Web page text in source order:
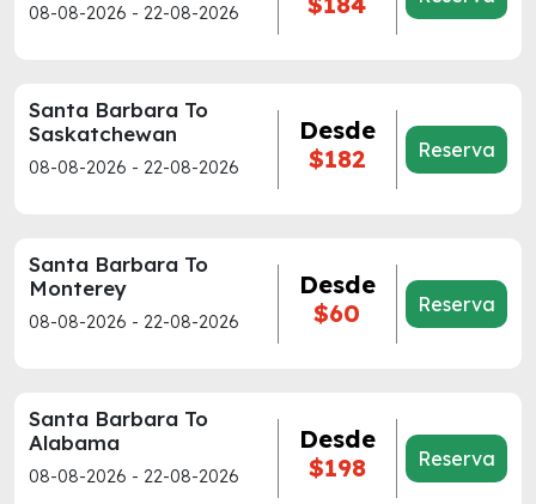
08-08-2026 - 22-08-2026
Santa Barbara To
Saskatchewan
08-08-2026 - 22-08-2026
Desde
$182
Reserva
Santa Barbara To
Monterey
08-08-2026 - 22-08-2026
Desde
$60
Reserva
Santa Barbara To
Alabama
08-08-2026 - 22-08-2026
Desde
$198
Reserva